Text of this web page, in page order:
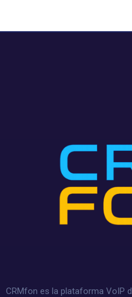
CRMfon es la plataforma VoIP